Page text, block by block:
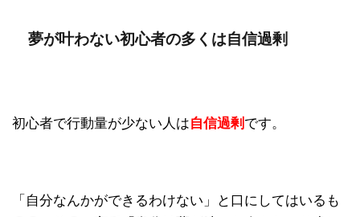
夢が叶わない初心者の多くは自信過剰
初心者で行動量が少ない人は自信過剰 です。
「自分なんかができるわけない」と口にしてはいるも